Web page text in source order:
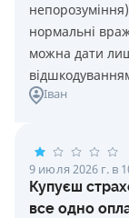
нормальні
можна дати
Іван
9 июля 2026 г. в
Купуєш
все одно